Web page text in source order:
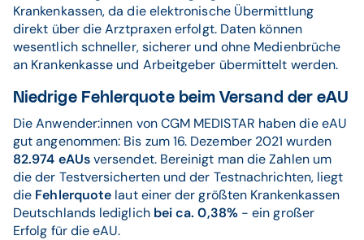
Krankenkassen, da die elektronische Übermittlung
direkt über die Arztpraxen erfolgt. Daten können
wesentlich schneller, sicherer und ohne Medienbrüche
an Krankenkasse und Arbeitgeber übermittelt werden.
Niedrige Fehlerquote beim Versand der eAU
Die Anwender:innen von CGM MEDISTAR haben die eAU
gut angenommen: Bis zum 16. Dezember 2021 wurden
82.974 eAUsversendet. Bereinigt man die Zahlen um
die der Testversicherten und der Testnachrichten, liegt
die Fehlerquote laut einer der größten Krankenkassen
Deutschlands lediglich bei ca. 0,38%- ein großer
Erfolg für die eAU.